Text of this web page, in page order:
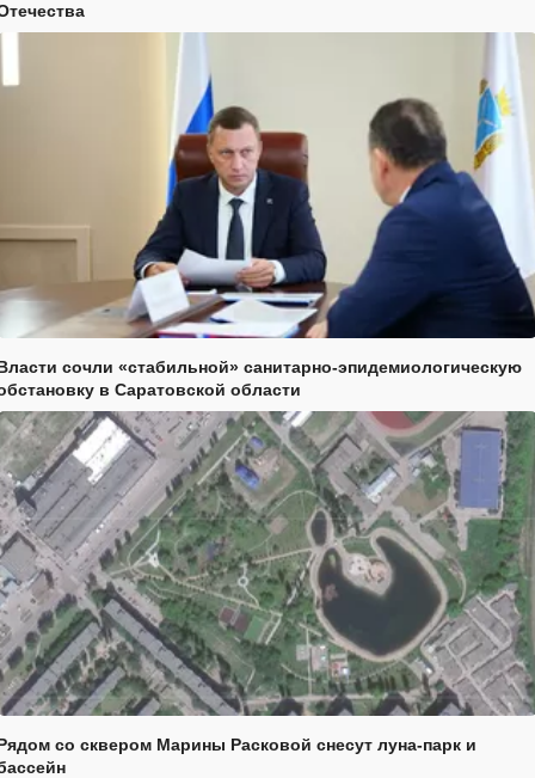
сочли «стабильной» санитарно-эпидемиологическую
в Саратовской области
со сквером Марины Расковой снесут луна-парк и